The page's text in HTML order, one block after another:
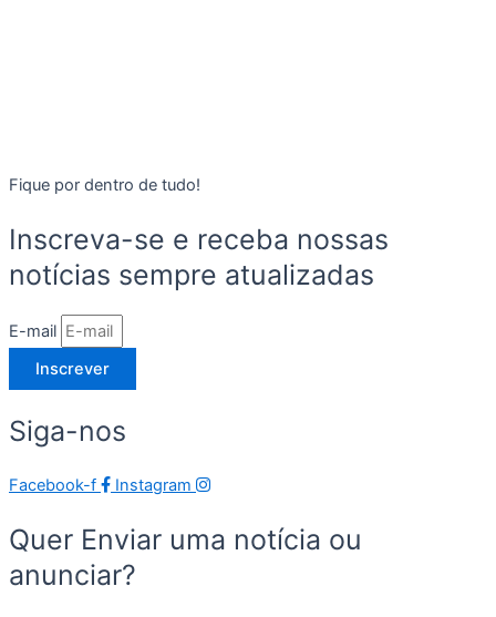
Fique por dentro de tudo!
Inscreva-se e receba nossas
notícias sempre atualizadas
E-mail
Inscrever
Siga-nos
Facebook-f Instagram
Quer Enviar uma notícia ou
anunciar?